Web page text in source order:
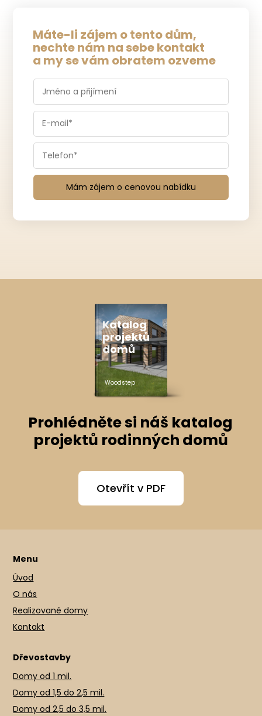
Máte-li zájem o tento dům,
nechte nám na sebe kontakt
a my se vám obratem ozveme
Mám zájem o cenovou nabídku
Katalog
projektů
domů
Woodstep
Prohlédněte si náš katalog
projektů rodinných domů
Otevřít v PDF
Menu
Úvod
O nás
Realizované domy
Kontakt
Dřevostavby
Domy od 1 mil.
Domy od 1,5 do 2,5 mil.
Domy od 2,5 do 3,5 mil.